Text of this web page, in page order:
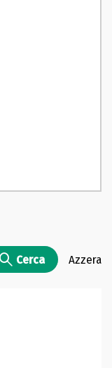
Cerca Azzera